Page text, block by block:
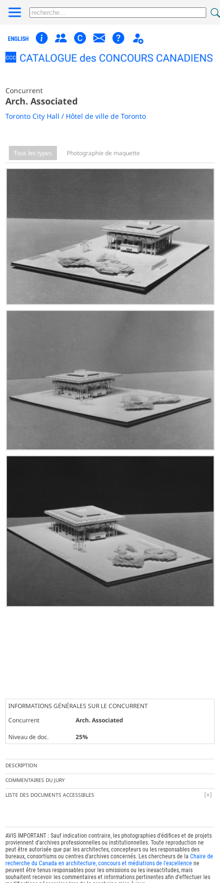
ENGLISH
Concurrent
Arch. Associated
Toronto City Hall / Hôtel de ville de Toronto
Tous les types Photographie de maquette
INFORMATIONS GÉNÉRALES SUR LE CONCURRENT
Concurrent
Arch. Associated
Niveau de doc.
25%
DESCRIPTION
COMMENTAIRES DU JURY
LISTE DES DOCUMENTS ACCESSIBLES
AVIS IMPORTANT : Sauf indication contraire, les photographies d'édifices et de projets
proviennent d'archives professionnelles ou institutionnelles. Toute reproduction ne
peut être autorisée que par les architectes, concepteurs ou les responsables des
bureaux, consortiums ou centres d'archives concernés. Les chercheurs de laChaire de
recherche du Canada en architecture, concours et médiations de l'excellence ne
peuvent être tenus responsables pour les omissions ou les inexactitudes, mais
souhaitent recevoir les commentaires et informations pertinentes afin d'effectuer les